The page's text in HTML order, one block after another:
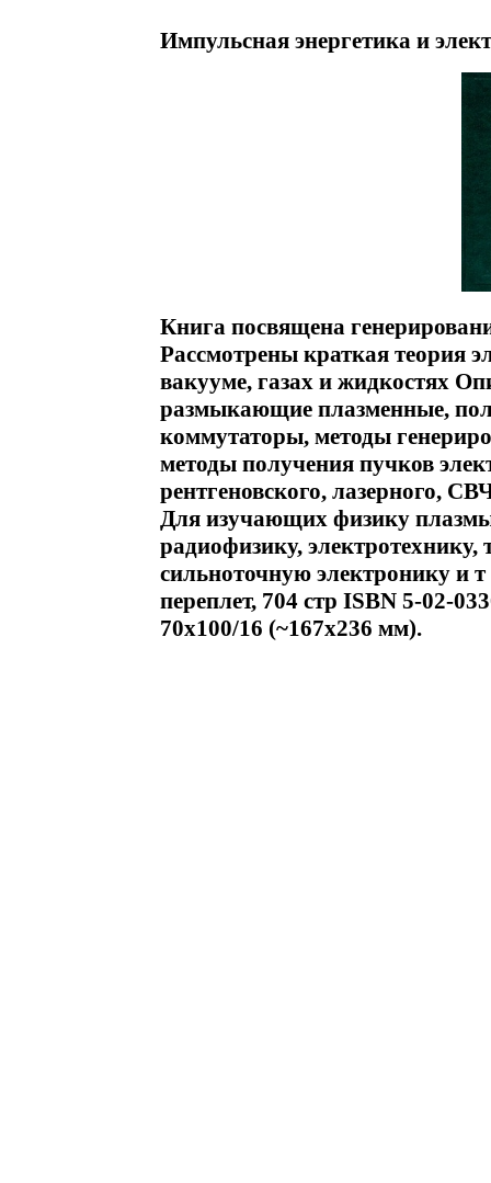
Импульсная энергетика и
Книга посвящена
Рассмотрены краткая теория
вакууме, газах и жидкостях
размыкающие плазменные,
коммутаторы, методы
методы получения пучков
рентгеновского, лазерного,
Для изучающих физику
радиофизику,
сильноточную электронику и
переплет, 704 стр ISBN 5-02-
70x100/16 (~167x236 мм).